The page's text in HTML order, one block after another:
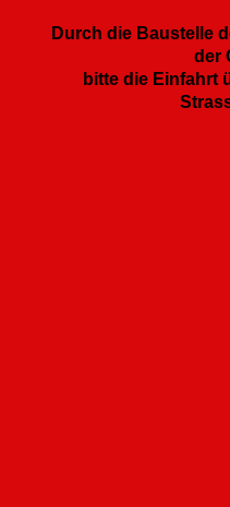
Durch die Baustelle
der
bitte die Einfahrt